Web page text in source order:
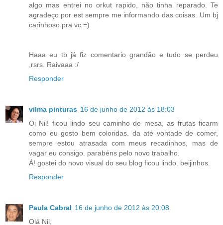
algo mas entrei no orkut rapido, não tinha reparado. Te
agradeço por est sempre me informando das coisas. Um bj
carinhoso pra vc =)
Haaa eu tb já fiz comentario grandão e tudo se perdeu
,rsrs. Raivaaa :/
Responder
vilma pinturas 16 de junho de 2012 às 18:03
Oi Nil! ficou lindo seu caminho de mesa, as frutas ficarm
como eu gosto bem coloridas. da até vontade de comer,
sempre estou atrasada com meus recadinhos, mas de
vagar eu consigo. parabéns pelo novo trabalho.
Á! gostei do novo visual do seu blog ficou lindo. beijinhos.
Responder
Paula Cabral 16 de junho de 2012 às 20:08
Olá Nil,